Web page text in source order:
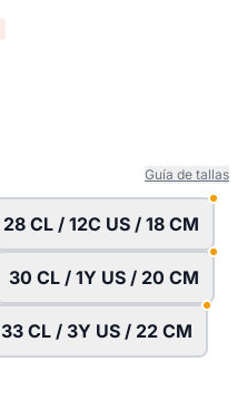
Guía de tallas
28 CL / 12C US / 18 CM
30 CL / 1Y US / 20 CM
33 CL / 3Y US / 22 CM